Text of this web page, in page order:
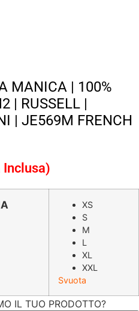
MANICA | 100%
| RUSSELL |
| JE569M FRENCH
Inclusa)
XS
S
M
L
XL
XXL
Svuota
IL TUO PRODOTTO?